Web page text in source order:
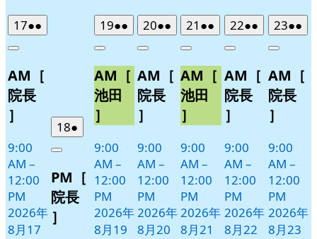
172026
年
月
17
日
●●
件
イ
Close
AM［
院長
］
9:00
AM –
12:00
PM
2026年
8月17
182026
年
月
18
日
●
件
イ
ベ
Close
PM［
院長
］
192026
年
月
19
日
●●
件
イ
ベ
ト)
Close
AM［
池田
］
9:00
AM –
12:00
PM
2026年
8月19
202026
年
月
20
日
●●
件
イ
ベ
ト)
Close
AM［
院長
］
9:00
AM –
12:00
PM
2026年
8月20
21 2026
年
月
21
日
●●
件
イ
ベ
ト)
Close
AM［
池田
］
9:00
AM –
12:00
PM
2026年
8月21
222026
年
月
22
日
●●
件
イ
ベ
ト)
Close
AM［
院長
］
9:00
AM –
12:00
PM
2026年
8月22
232026
年
月
23
日
●●
件
イ
Close
AM［
院長
］
9:00
AM –
12:00
PM
2026年
8月23